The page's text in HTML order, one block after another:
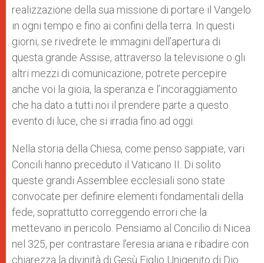
realizzazione della sua missione di portare il Vangelo
in ogni tempo e fino ai confini della terra. In questi
giorni, se rivedrete le immagini dell’apertura di
questa grande Assise, attraverso la televisione o gli
altri mezzi di comunicazione, potrete percepire
anche voi la gioia, la speranza e l’incoraggiamento
che ha dato a tutti noi il prendere parte a questo
evento di luce, che si irradia fino ad oggi.
Nella storia della Chiesa, come penso sappiate, vari
Concili hanno preceduto il Vaticano II. Di solito
queste grandi Assemblee ecclesiali sono state
convocate per definire elementi fondamentali della
fede, soprattutto correggendo errori che la
mettevano in pericolo. Pensiamo al Concilio di Nicea
nel 325, per contrastare l’eresia ariana e ribadire con
chiarezza la divinità di Gesù Figlio Unigenito di Dio